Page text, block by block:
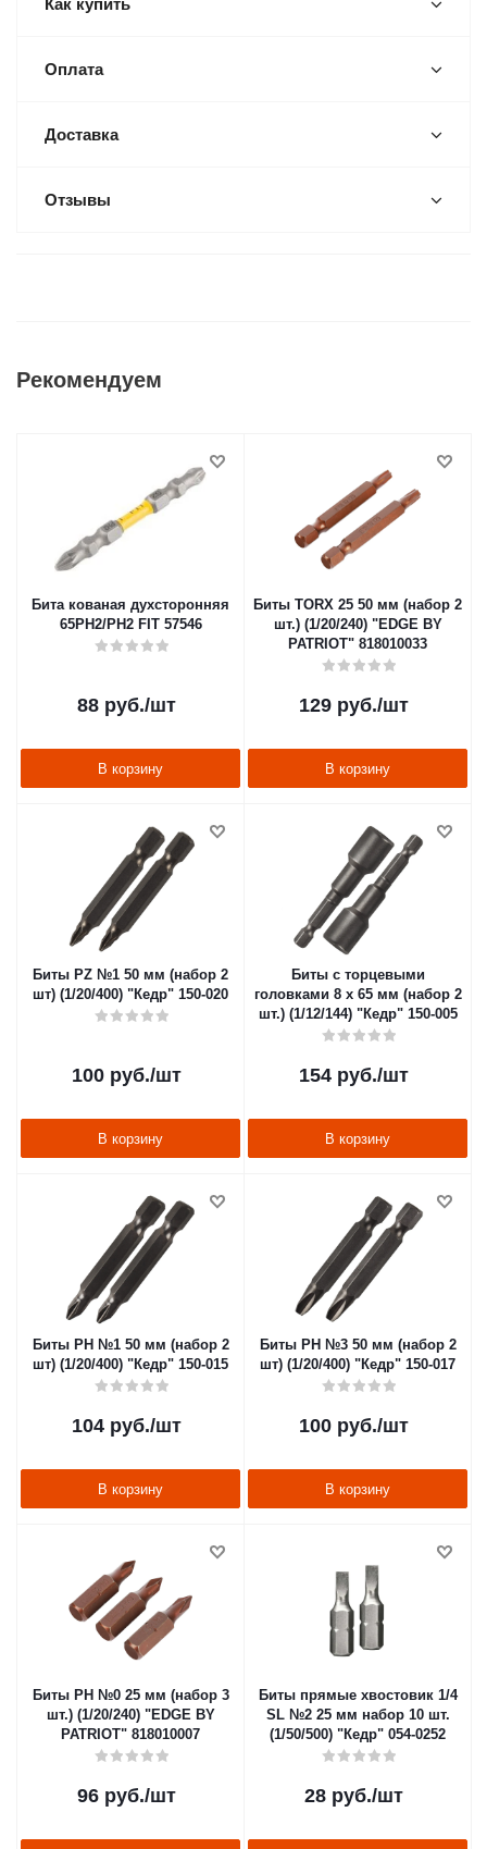
Как купить
Оплата
Доставка
Отзывы
Рекомендуем
Бита кованая духсторонняя
65РН2/РН2 FIT 57546
88 руб./шт
В корзину
Биты TORX 25 50 мм (набор 2
шт.) (1/20/240) "EDGE BY
PATRIOT" 818010033
129 руб./шт
В корзину
Биты PZ №1 50 мм (набор 2
шт) (1/20/400) "Кедр" 150-020
100 руб./шт
В корзину
Биты с торцевыми
головками 8 х 65 мм (набор 2
шт.) (1/12/144) "Кедр" 150-005
154 руб./шт
В корзину
Биты PH №1 50 мм (набор 2
шт) (1/20/400) "Кедр" 150-015
104 руб./шт
В корзину
Биты PH №3 50 мм (набор 2
шт) (1/20/400) "Кедр" 150-017
100 руб./шт
В корзину
Биты PH №0 25 мм (набор 3
шт.) (1/20/240) "EDGE BY
PATRIOT" 818010007
96 руб./шт
Биты прямые хвостовик 1/4
SL №2 25 мм набор 10 шт.
(1/50/500) "Кедр" 054-0252
28 руб./шт